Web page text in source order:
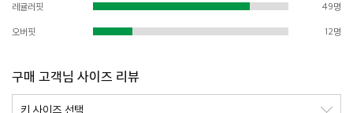
레귤러핏 49명
오버핏 12명
구매 고객님 사이즈 리뷰